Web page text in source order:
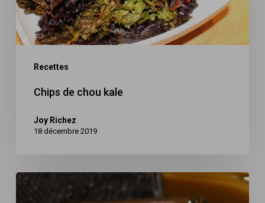
Recettes
Chips de chou kale
Joy Richez
18 décembre 2019
Soupe